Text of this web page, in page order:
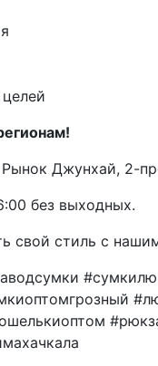
Рынок Джунхай, 2-
без выходных.
свой стиль с